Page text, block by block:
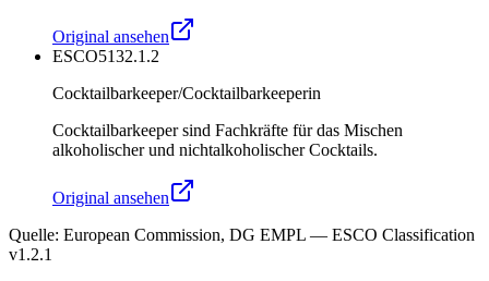
Original ansehen
ESCO5132.1.2
Cocktailbarkeeper/Cocktailbarkeeperin
Cocktailbarkeeper sind Fachkräfte für das Mischen
alkoholischer und nichtalkoholischer Cocktails.
Original ansehen
Quelle: European Commission, DG EMPL — ESCO Classification
v1.2.1